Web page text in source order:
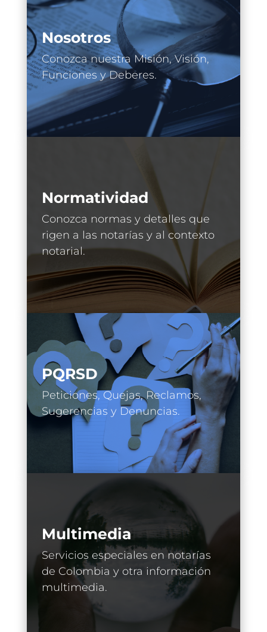
Nosotros
Conozca nuestra Misión, Visión,
Funciones y Deberes.
Normatividad
Conozca normas y detalles que
rigen a las notarías y al contexto
notarial.
PQRSD
Peticiones, Quejas, Reclamos,
Sugerencias y Denuncias.
Multimedia
Servicios especiales en notarías
de Colombia y otra información
multimedia.